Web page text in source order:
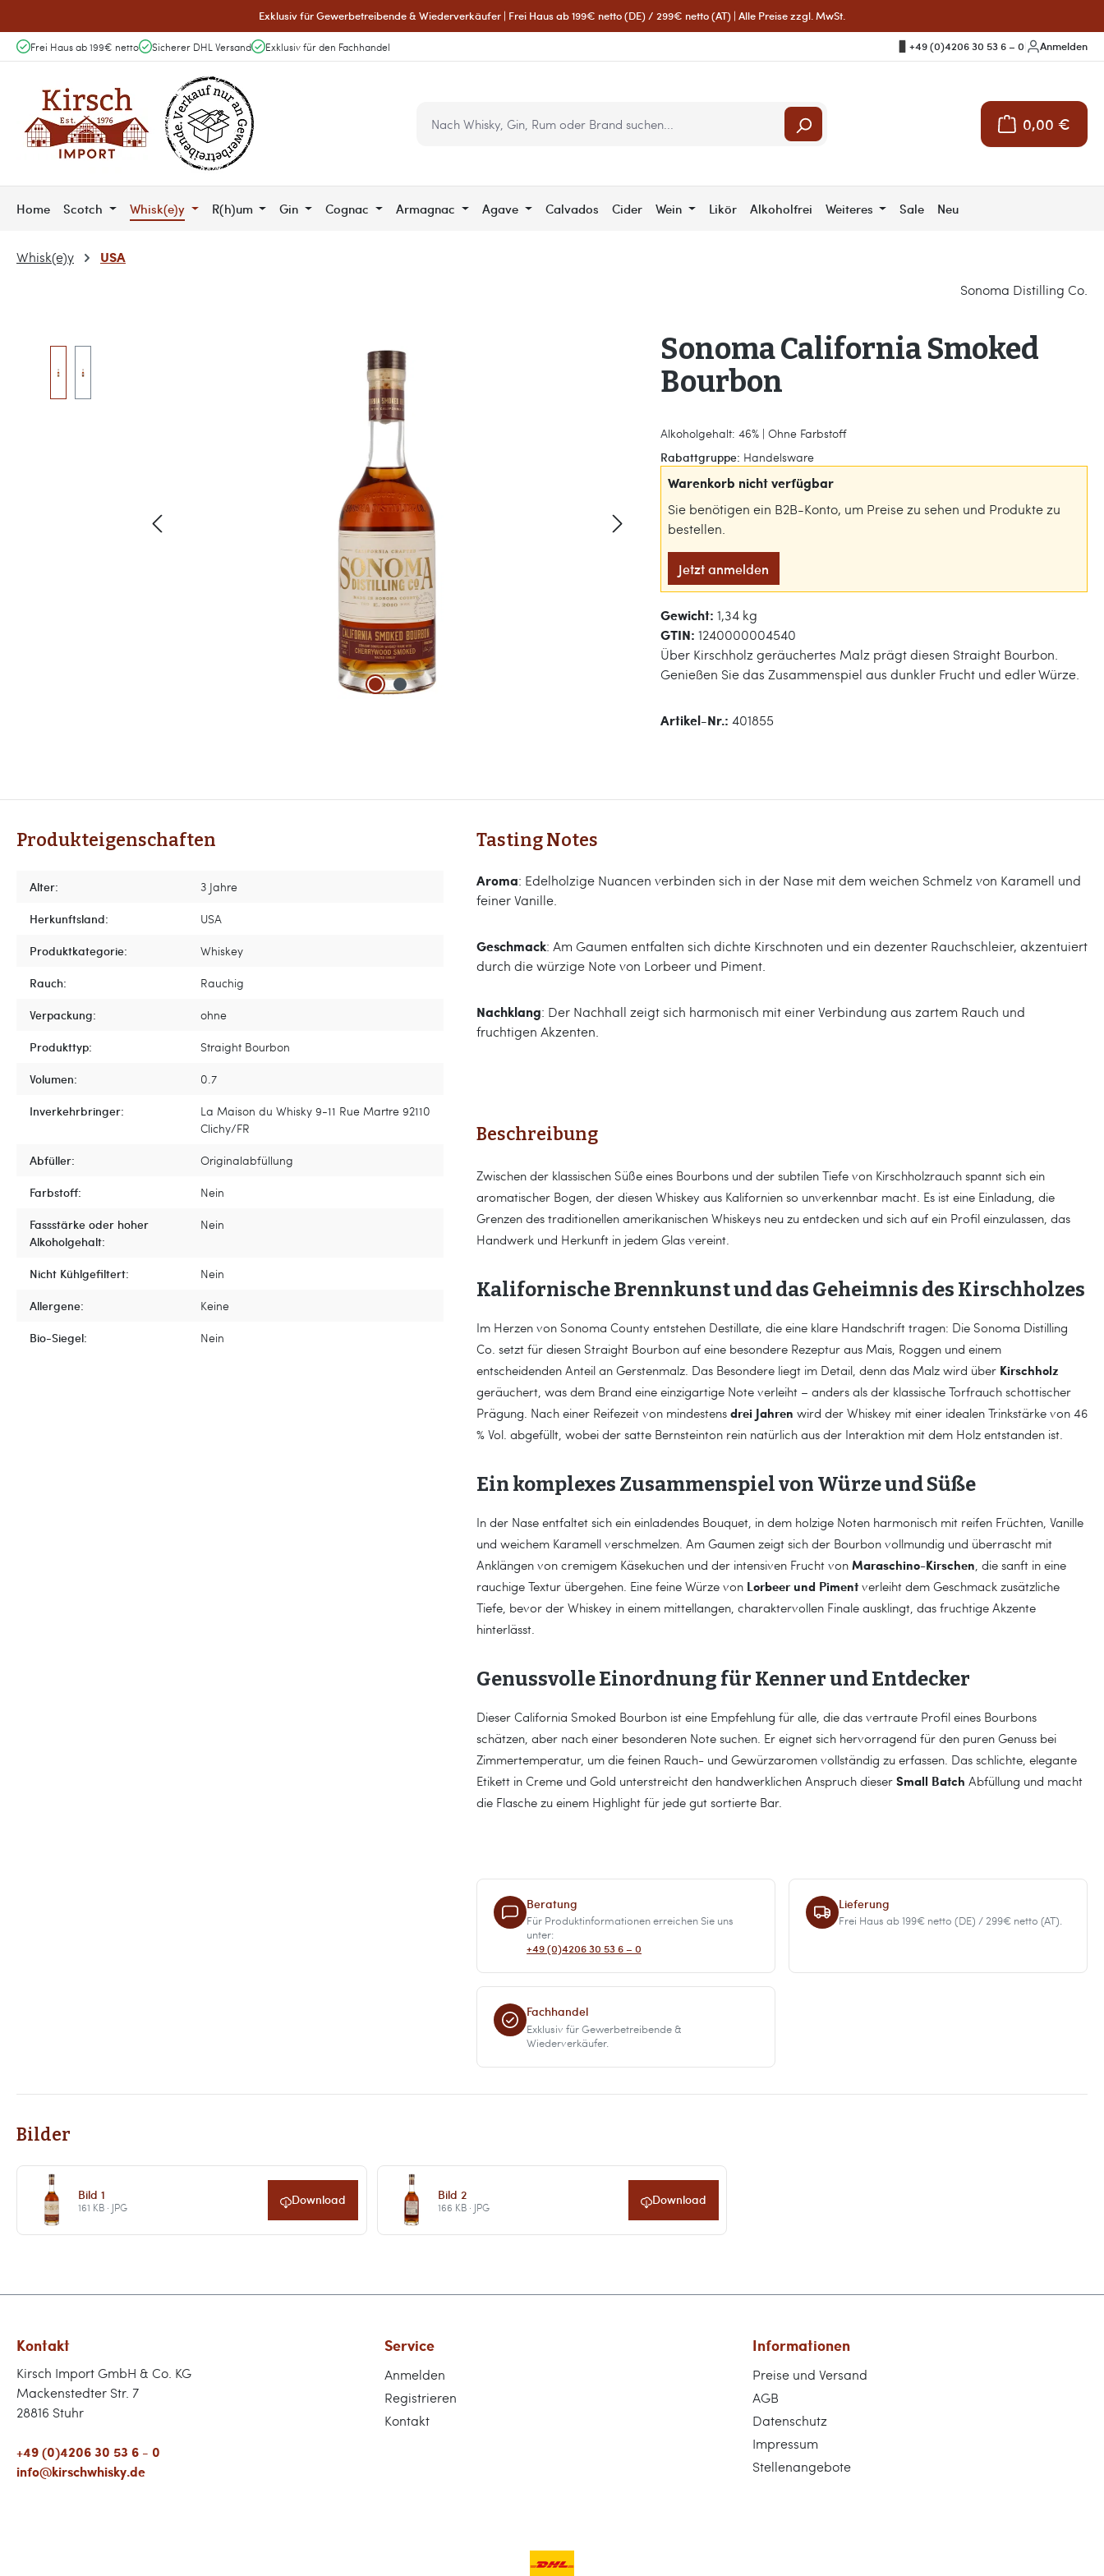
Exklusiv für Gewerbetreibende & Wiederverkäufer | Frei Haus ab 199€ netto (DE) / 299€ netto (AT) | Alle Preise zzgl. MwSt.
Frei Haus ab 199€ netto Sicherer DHL Versand Exklusiv für den Fachhandel +49 (0)4206 30 53 6 – 0 Anmelden
0,00 €
Warenkorb
Home Scotch Whisk(e)y R(h)um Gin Cognac Armagnac Agave Calvados Cider Wein Likör Alkoholfrei Weiteres Sale Neu
Whisk(e)y USA
Sonoma Distilling Co.
Sonoma California Smoked
Bourbon
Alkoholgehalt: 46% | Ohne Farbstoff
Rabattgruppe: Handelsware
Warenkorb nicht verfügbar
Sie benötigen ein B2B-Konto, um Preise zu sehen und Produkte zu
bestellen.
Jetzt anmelden
Gewicht: 1,34 kg
GTIN: 1240000004540
Über Kirschholz geräuchertes Malz prägt diesen Straight Bourbon.
Genießen Sie das Zusammenspiel aus dunkler Frucht und edler Würze.
Artikel-Nr.: 401855
Produkteigenschaften
Alter:
3 Jahre
Herkunftsland:
USA
Produktkategorie:
Whiskey
Rauch:
Rauchig
Verpackung:
ohne
Produkttyp:
Straight Bourbon
Volumen:
0.7
Inverkehrbringer:
La Maison du Whisky 9-11 Rue Martre 92110
Clichy/FR
Abfüller:
Originalabfüllung
Farbstoff:
Nein
Fassstärke oder hoher
Alkoholgehalt:
Nein
Nicht Kühlgefiltert:
Nein
Allergene:
Keine
Bio-Siegel:
Nein
Tasting Notes
Aroma: Edelholzige Nuancen verbinden sich in der Nase mit dem weichen Schmelz von Karamell und
feiner Vanille.
Geschmack: Am Gaumen entfalten sich dichte Kirschnoten und ein dezenter Rauchschleier, akzentuiert
durch die würzige Note von Lorbeer und Piment.
Nachklang: Der Nachhall zeigt sich harmonisch mit einer Verbindung aus zartem Rauch und
fruchtigen Akzenten.
Beschreibung
Zwischen der klassischen Süße eines Bourbons und der subtilen Tiefe von Kirschholzrauch spannt sich ein
aromatischer Bogen, der diesen Whiskey aus Kalifornien so unverkennbar macht. Es ist eine Einladung, die
Grenzen des traditionellen amerikanischen Whiskeys neu zu entdecken und sich auf ein Profil einzulassen, das
Handwerk und Herkunft in jedem Glas vereint.
Kalifornische Brennkunst und das Geheimnis des Kirschholzes
Im Herzen von Sonoma County entstehen Destillate, die eine klare Handschrift tragen: Die Sonoma Distilling
Co. setzt für diesen Straight Bourbon auf eine besondere Rezeptur aus Mais, Roggen und einem
entscheidenden Anteil an Gerstenmalz. Das Besondere liegt im Detail, denn das Malz wird über Kirschholz
geräuchert, was dem Brand eine einzigartige Note verleiht – anders als der klassische Torfrauch schottischer
Prägung. Nach einer Reifezeit von mindestens drei Jahren wird der Whiskey mit einer idealen Trinkstärke von 46
% Vol. abgefüllt, wobei der satte Bernsteinton rein natürlich aus der Interaktion mit dem Holz entstanden ist.
Ein komplexes Zusammenspiel von Würze und Süße
In der Nase entfaltet sich ein einladendes Bouquet, in dem holzige Noten harmonisch mit reifen Früchten, Vanille
und weichem Karamell verschmelzen. Am Gaumen zeigt sich der Bourbon vollmundig und überrascht mit
Anklängen von cremigem Käsekuchen und der intensiven Frucht von Maraschino-Kirschen, die sanft in eine
rauchige Textur übergehen. Eine feine Würze von Lorbeer und Pimentverleiht dem Geschmack zusätzliche
Tiefe, bevor der Whiskey in einem mittellangen, charaktervollen Finale ausklingt, das fruchtige Akzente
hinterlässt.
Genussvolle Einordnung für Kenner und Entdecker
Dieser California Smoked Bourbon ist eine Empfehlung für alle, die das vertraute Profil eines Bourbons
schätzen, aber nach einer besonderen Note suchen. Er eignet sich hervorragend für den puren Genuss bei
Zimmertemperatur, um die feinen Rauch- und Gewürzaromen vollständig zu erfassen. Das schlichte, elegante
Etikett in Creme und Gold unterstreicht den handwerklichen Anspruch dieser Small Batch Abfüllung und macht
die Flasche zu einem Highlight für jede gut sortierte Bar.
Beratung
Für Produktinformationen erreichen Sie uns
unter:
+49 (0)4206 30 53 6 – 0
Lieferung
Frei Haus ab 199€ netto (DE) / 299€ netto (AT).
Fachhandel
Exklusiv für Gewerbetreibende &
Wiederverkäufer.
Bilder
Bild 1
161 KB · JPG Download Bild 2
166 KB · JPG Download
Kontakt
Kirsch Import GmbH & Co. KG
Mackenstedter Str. 7
28816 Stuhr
+49 (0)4206 30 53 6 - 0
info@kirschwhisky.de
Service
Anmelden
Registrieren
Kontakt
Informationen
Preise und Versand
AGB
Datenschutz
Impressum
Stellenangebote